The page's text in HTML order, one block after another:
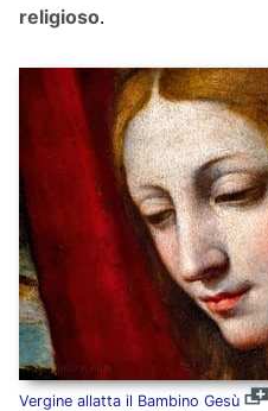
religioso.
Vergine allatta il Bambino Gesù